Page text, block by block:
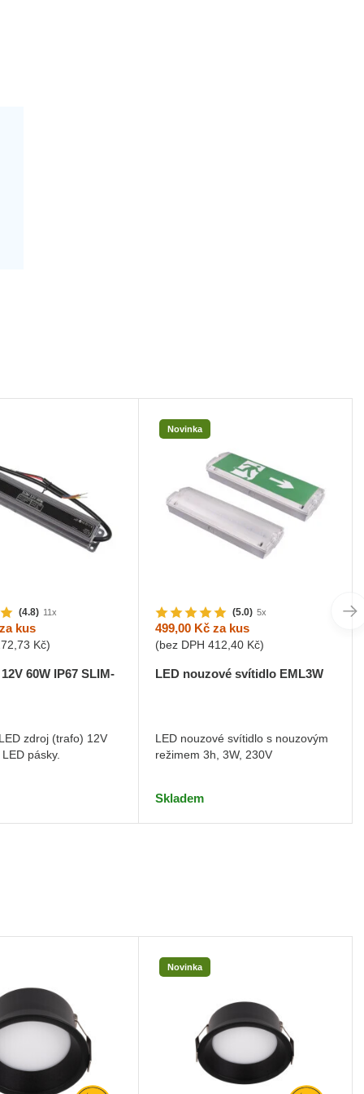
(4.8) 11x
kus
Kč)
60W IP67 SLIM-
zdroj (trafo) 12V
pásky.
Novinka
(5.0) 5x
499,00 Kč za kus
(bez DPH412,40 Kč)
LED nouzové svítidlo EML3W
LED nouzové svítidlo s nouzovým
režimem 3h, 3W, 230V
Skladem
Novinka